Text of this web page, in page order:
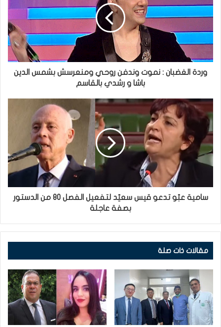
وردة الغضبان : نموت وندفن روحي ومنعرسش بشمس الدين
باشا و رشدي بالقاسم
سامية عبّو تدعو قيس سعيّد لتفعيل الفصل 80 من الدستور
بصفة عاجلة
مقالات ذات صلة